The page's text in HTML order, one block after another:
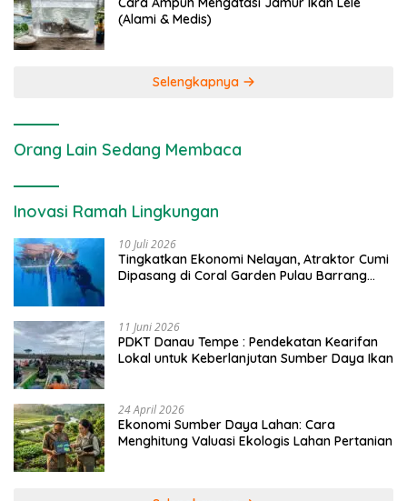
(Alami & Medis)
Selengkapnya
Orang Lain Sedang Membaca
Inovasi Ramah Lingkungan
10 Juli 2026
Tingkatkan Ekonomi Nelayan, Atraktor Cumi
Dipasang di Coral Garden Pulau Barrang
11 Juni 2026
PDKT Danau Tempe : Pendekatan Kearifan
Lokal untuk Keberlanjutan Sumber Daya Ikan
24 April 2026
Ekonomi Sumber Daya Lahan: Cara
Menghitung Valuasi Ekologis Lahan Pertanian